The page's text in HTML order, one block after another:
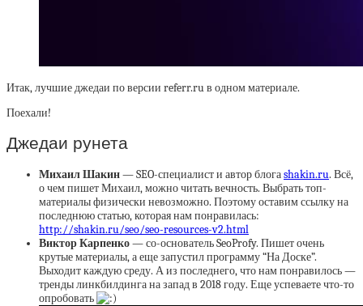
Итак, лучшие джедаи по версии referr.ru в одном материале.
Поехали!
Джедаи рунета
Михаил Шакин— SEO-специалист и автор блогаshakin.ru. Всё,
о чем пишет Михаил, можно читать вечность. Выбрать топ-
материалы физически невозможно. Поэтому оставим ссылку на
последнюю статью, которая нам понравилась:
http://shakin.ru/seo/seo-resources-v2.html
Виктор Карпенко— со-основатель SeoProfy. Пишет очень
крутые материалы, а еще запустил программу “На Доске”.
Выходит каждую среду. А из последнего, что нам понравилось —
тренды линкбилдинга на запад в 2018 году. Еще успеваете что-то
опробовать